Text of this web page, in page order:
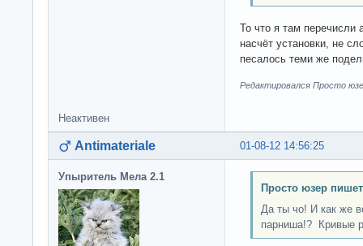
То что я там
насчёт установки, не
песалось теми же
Редактировался Просто
Неактивен
01-08-12 14:56:25
Antimateriale
Упыритель Мела 2.1
Просто юзер
Да ты чо! И как же
парниша!? Кривые